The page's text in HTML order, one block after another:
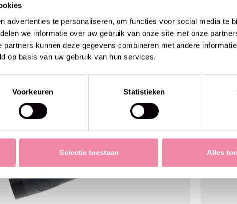
advertenties te personaliseren, om functies voor social media te
we informatie over uw gebruik van onze site met onze
partners kunnen deze gegevens combineren met andere
op basis van uw gebruik van hun services.
Voorkeuren Statistieken
Selectie toestaan Alles